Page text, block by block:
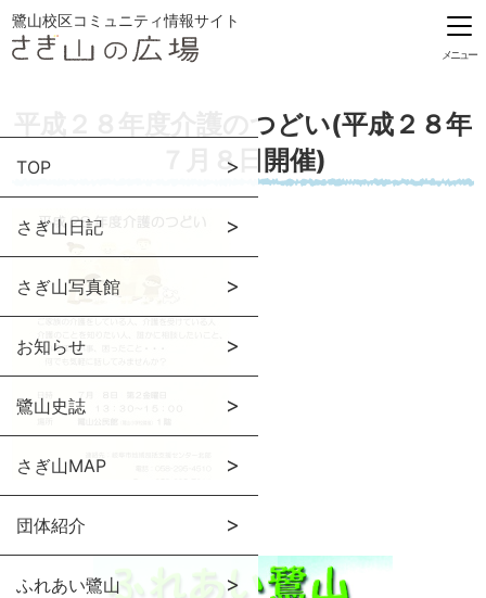
鷺山校区コミュニティ情報サイト
メニュー
TOP
さぎ山日記
さぎ山写真館
お知らせ
鷺山史誌
さぎ山MAP
団体紹介
ふれあい鷺山
平成２８年度介護のつどい(平成２８年
７月８日開催)